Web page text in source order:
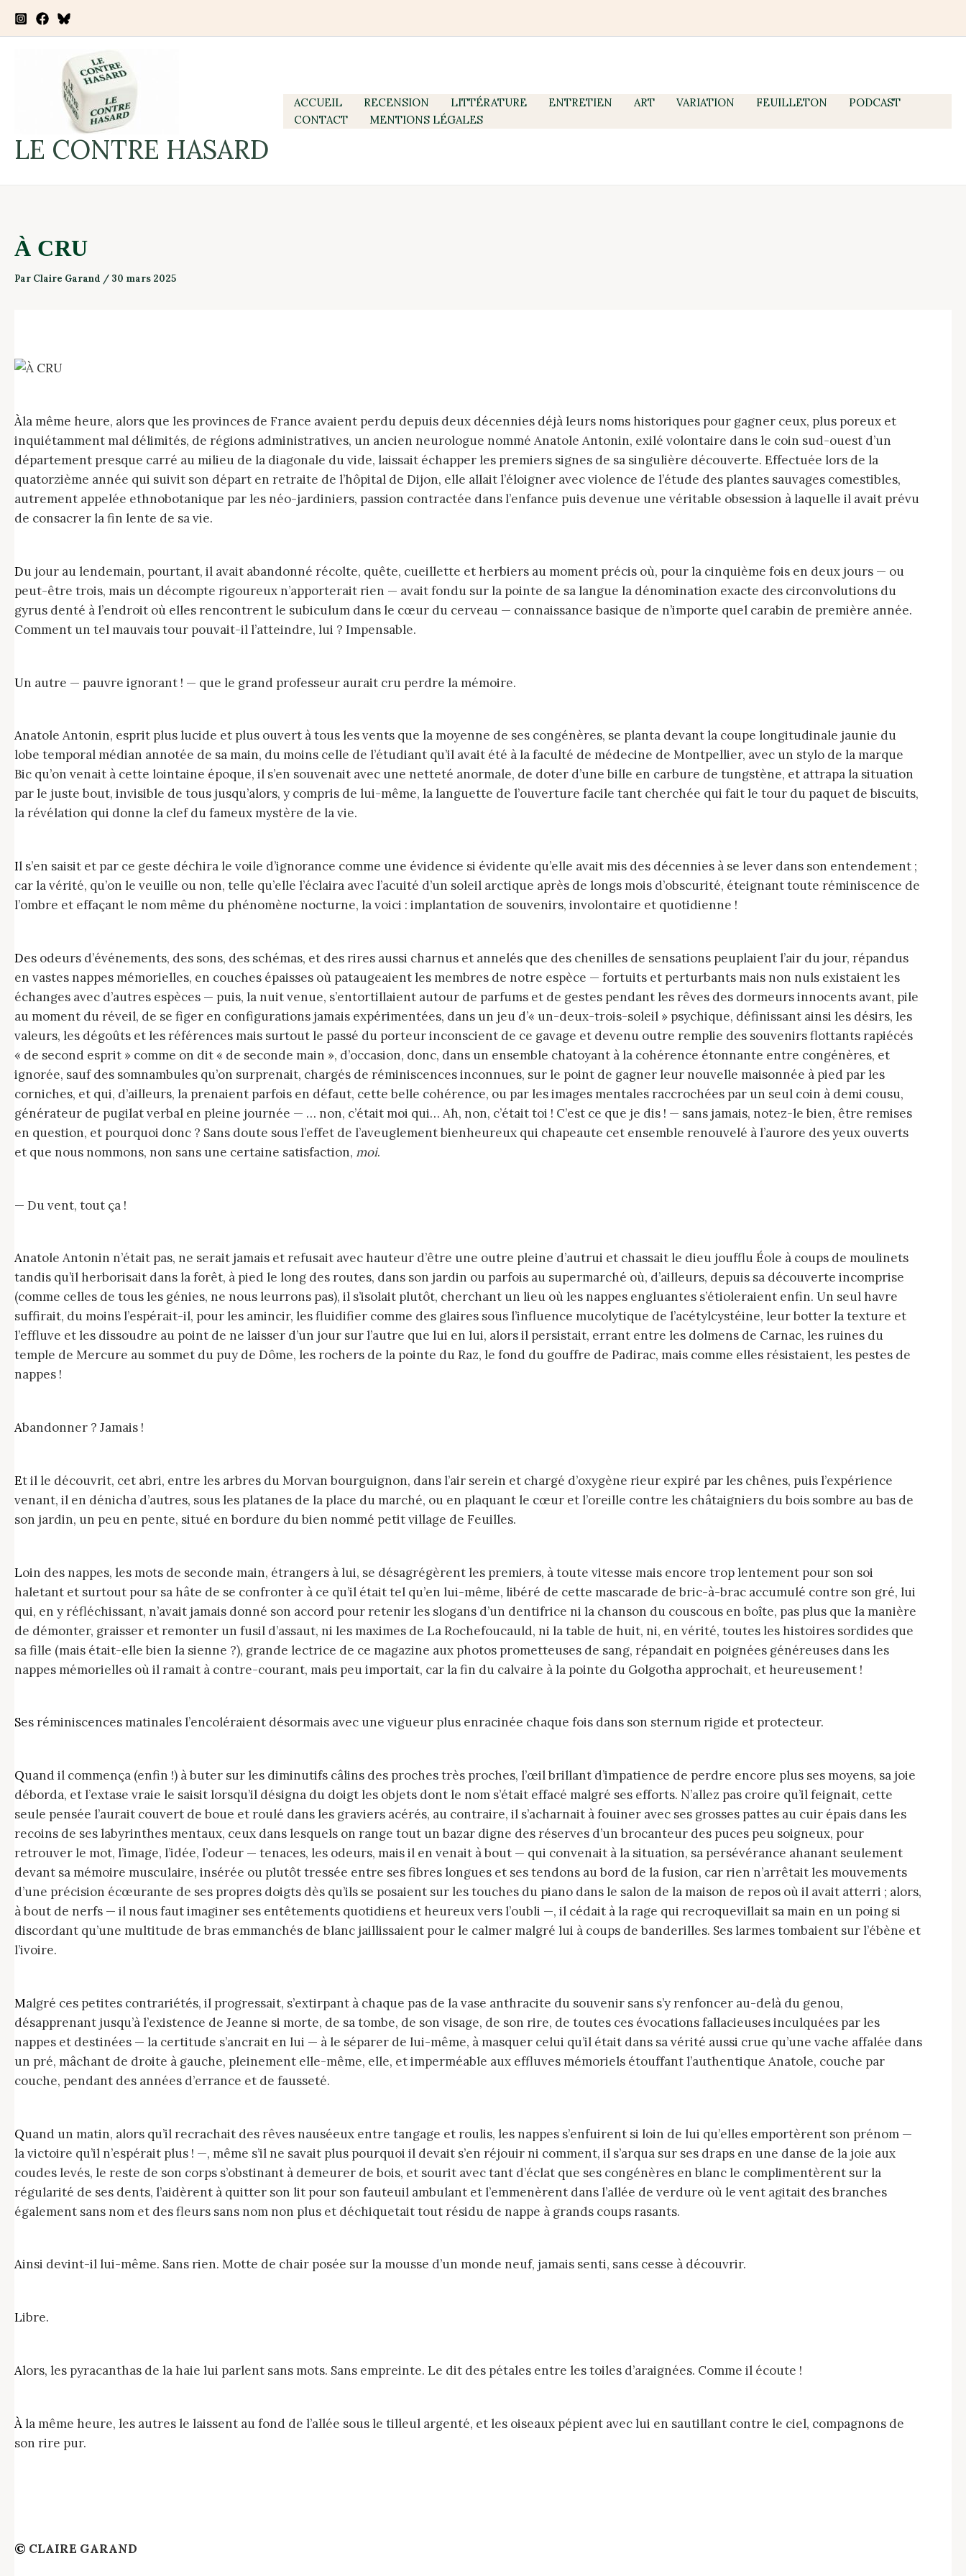
LE CONTRE HASARD
ACCUEIL RECENSION LITTÉRATURE ENTRETIEN ART VARIATION FEUILLETON
PODCAST
CONTACT
MENTIONS LÉGALES
À CRU
Par Claire Garand / 30 mars 2025
À
Àla même heure, alors que les provinces de France avaient perdu depuis deux décennies déjà leurs noms historiques pour gagner ceux, plus poreux et
inquiétamment mal délimités, de régions administratives, un ancien neurologue nommé Anatole Antonin, exilé volontaire dans le coin sud-ouest d’un
département presque carré au milieu de la diagonale du vide, laissait échapper les premiers signes de sa singulière découverte. Effectuée lors de la
quatorzième année qui suivit son départ en retraite de l’hôpital de Dijon, elle allait l’éloigner avec violence de l’étude des plantes sauvages comestibles,
autrement appelée ethnobotanique par les néo-jardiniers, passion contractée dans l’enfance puis devenue une véritable obsession à laquelle il avait prévu
de consacrer la fin lente de sa vie.
Du jour au lendemain, pourtant, il avait abandonné récolte, quête, cueillette et herbiers au moment précis où, pour la cinquième fois en deux jours — ou
peut-être trois, mais un décompte rigoureux n’apporterait rien — avait fondu sur la pointe de sa langue la dénomination exacte des circonvolutions du
gyrus denté à l’endroit où elles rencontrent le subiculum dans le cœur du cerveau — connaissance basique de n’importe quel carabin de première année.
Comment un tel mauvais tour pouvait-il l’atteindre, lui ? Impensable.
Un autre — pauvre ignorant ! — que le grand professeur aurait cru perdre la mémoire.
Anatole Antonin, esprit plus lucide et plus ouvert à tous les vents que la moyenne de ses congénères, se planta devant la coupe longitudinale jaunie du
lobe temporal médian annotée de sa main, du moins celle de l’étudiant qu’il avait été à la faculté de médecine de Montpellier, avec un stylo de la marque
Bic qu’on venait à cette lointaine époque, il s’en souvenait avec une netteté anormale, de doter d’une bille en carbure de tungstène, et attrapa la situation
par le juste bout, invisible de tous jusqu’alors, y compris de lui-même, la languette de l’ouverture facile tant cherchée qui fait le tour du paquet de biscuits,
la révélation qui donne la clef du fameux mystère de la vie.
Il s’en saisit et par ce geste déchira le voile d’ignorance comme une évidence si évidente qu’elle avait mis des décennies à se lever dans son entendement ;
car la vérité, qu’on le veuille ou non, telle qu’elle l’éclaira avec l’acuité d’un soleil arctique après de longs mois d’obscurité, éteignant toute réminiscence de
l’ombre et effaçant le nom même du phénomène nocturne, la voici : implantation de souvenirs, involontaire et quotidienne !
Des odeurs d’événements, des sons, des schémas, et des rires aussi charnus et annelés que des chenilles de sensations peuplaient l’air du jour, répandus
en vastes nappes mémorielles, en couches épaisses où pataugeaient les membres de notre espèce — fortuits et perturbants mais non nuls existaient les
échanges avec d’autres espèces — puis, la nuit venue, s’entortillaient autour de parfums et de gestes pendant les rêves des dormeurs innocents avant, pile
au moment du réveil, de se figer en configurations jamais expérimentées, dans un jeu d’« un-deux-trois-soleil » psychique, définissant ainsi les désirs, les
valeurs, les dégoûts et les références mais surtout le passé du porteur inconscient de ce gavage et devenu outre remplie des souvenirs flottants rapiécés
« de second esprit » comme on dit « de seconde main », d’occasion, donc, dans un ensemble chatoyant à la cohérence étonnante entre congénères, et
ignorée, sauf des somnambules qu’on surprenait, chargés de réminiscences inconnues, sur le point de gagner leur nouvelle maisonnée à pied par les
corniches, et qui, d’ailleurs, la prenaient parfois en défaut, cette belle cohérence, ou par les images mentales raccrochées par un seul coin à demi cousu,
générateur de pugilat verbal en pleine journée — … non, c’était moi qui… Ah, non, c’était toi ! C’est ce que je dis ! — sans jamais, notez-le bien, être remises
en question, et pourquoi donc ? Sans doute sous l’effet de l’aveuglement bienheureux qui chapeaute cet ensemble renouvelé à l’aurore des yeux ouverts
et que nous nommons, non sans une certaine satisfaction, moi.
— Du vent, tout ça !
Anatole Antonin n’était pas, ne serait jamais et refusait avec hauteur d’être une outre pleine d’autrui et chassait le dieu joufflu Éole à coups de moulinets
tandis qu’il herborisait dans la forêt, à pied le long des routes, dans son jardin ou parfois au supermarché où, d’ailleurs, depuis sa découverte incomprise
(comme celles de tous les génies, ne nous leurrons pas), il s’isolait plutôt, cherchant un lieu où les nappes engluantes s’étioleraient enfin. Un seul havre
suffirait, du moins l’espérait-il, pour les amincir, les fluidifier comme des glaires sous l’influence mucolytique de l’acétylcystéine, leur botter la texture et
l’effluve et les dissoudre au point de ne laisser d’un jour sur l’autre que lui en lui, alors il persistait, errant entre les dolmens de Carnac, les ruines du
temple de Mercure au sommet du puy de Dôme, les rochers de la pointe du Raz, le fond du gouffre de Padirac, mais comme elles résistaient, les pestes de
nappes !
Abandonner ? Jamais !
Et il le découvrit, cet abri, entre les arbres du Morvan bourguignon, dans l’air serein et chargé d’oxygène rieur expiré par les chênes, puis l’expérience
venant, il en dénicha d’autres, sous les platanes de la place du marché, ou en plaquant le cœur et l’oreille contre les châtaigniers du bois sombre au bas de
son jardin, un peu en pente, situé en bordure du bien nommé petit village de Feuilles.
Loin des nappes, les mots de seconde main, étrangers à lui, se désagrégèrent les premiers, à toute vitesse mais encore trop lentement pour son soi
haletant et surtout pour sa hâte de se confronter à ce qu’il était tel qu’en lui-même, libéré de cette mascarade de bric-à-brac accumulé contre son gré, lui
qui, en y réfléchissant, n’avait jamais donné son accord pour retenir les slogans d’un dentifrice ni la chanson du couscous en boîte, pas plus que la manière
de démonter, graisser et remonter un fusil d’assaut, ni les maximes de La Rochefoucauld, ni la table de huit, ni, en vérité, toutes les histoires sordides que
sa fille (mais était-elle bien la sienne ?), grande lectrice de ce magazine aux photos prometteuses de sang, répandait en poignées généreuses dans les
nappes mémorielles où il ramait à contre-courant, mais peu importait, car la fin du calvaire à la pointe du Golgotha approchait, et heureusement !
Ses réminiscences matinales l’encoléraient désormais avec une vigueur plus enracinée chaque fois dans son sternum rigide et protecteur.
Quand il commença (enfin !) à buter sur les diminutifs câlins des proches très proches, l’œil brillant d’impatience de perdre encore plus ses moyens, sa joie
déborda, et l’extase vraie le saisit lorsqu’il désigna du doigt les objets dont le nom s’était effacé malgré ses efforts. N’allez pas croire qu’il feignait, cette
seule pensée l’aurait couvert de boue et roulé dans les graviers acérés, au contraire, il s’acharnait à fouiner avec ses grosses pattes au cuir épais dans les
recoins de ses labyrinthes mentaux, ceux dans lesquels on range tout un bazar digne des réserves d’un brocanteur des puces peu soigneux, pour
retrouver le mot, l’image, l’idée, l’odeur — tenaces, les odeurs, mais il en venait à bout — qui convenait à la situation, sa persévérance ahanant seulement
devant sa mémoire musculaire, insérée ou plutôt tressée entre ses fibres longues et ses tendons au bord de la fusion, car rien n’arrêtait les mouvements
d’une précision écœurante de ses propres doigts dès qu’ils se posaient sur les touches du piano dans le salon de la maison de repos où il avait atterri ; alors,
à bout de nerfs — il nous faut imaginer ses entêtements quotidiens et heureux vers l’oubli —, il cédait à la rage qui recroquevillait sa main en un poing si
discordant qu’une multitude de bras emmanchés de blanc jaillissaient pour le calmer malgré lui à coups de banderilles. Ses larmes tombaient sur l’ébène et
l’ivoire.
Malgré ces petites contrariétés, il progressait, s’extirpant à chaque pas de la vase anthracite du souvenir sans s’y renfoncer au-delà du genou,
désapprenant jusqu’à l’existence de Jeanne si morte, de sa tombe, de son visage, de son rire, de toutes ces évocations fallacieuses inculquées par les
nappes et destinées — la certitude s’ancrait en lui — à le séparer de lui-même, à masquer celui qu’il était dans sa vérité aussi crue qu’une vache affalée dans
un pré, mâchant de droite à gauche, pleinement elle-même, elle, et imperméable aux effluves mémoriels étouffant l’authentique Anatole, couche par
couche, pendant des années d’errance et de fausseté.
Quand un matin, alors qu’il recrachait des rêves nauséeux entre tangage et roulis, les nappes s’enfuirent si loin de lui qu’elles emportèrent son prénom —
la victoire qu’il n’espérait plus ! —, même s’il ne savait plus pourquoi il devait s’en réjouir ni comment, il s’arqua sur ses draps en une danse de la joie aux
coudes levés, le reste de son corps s’obstinant à demeurer de bois, et sourit avec tant d’éclat que ses congénères en blanc le complimentèrent sur la
régularité de ses dents, l’aidèrent à quitter son lit pour son fauteuil ambulant et l’emmenèrent dans l’allée de verdure où le vent agitait des branches
également sans nom et des fleurs sans nom non plus et déchiquetait tout résidu de nappe à grands coups rasants.
Ainsi devint-il lui-même. Sans rien. Motte de chair posée sur la mousse d’un monde neuf, jamais senti, sans cesse à découvrir.
Libre.
Alors, les pyracanthas de la haie lui parlent sans mots. Sans empreinte. Le dit des pétales entre les toiles d’araignées. Comme il écoute !
À la même heure, les autres le laissent au fond de l’allée sous le tilleul argenté, et les oiseaux pépient avec lui en sautillant contre le ciel, compagnons de
son rire pur.
© CLAIRE GARAND